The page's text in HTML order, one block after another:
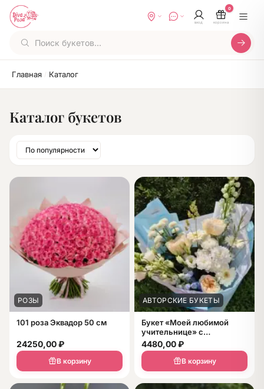
вход корзина
0
Главная / Каталог
Каталог букетов
РОЗЫ
101 роза Эквадор 50 см
24250,00₽
В корзину
АВТОРСКИЕ БУКЕТЫ
Букет «Моей любимой
учительнице» с
дельфиниумом и эустомой
4480,00₽
В корзину